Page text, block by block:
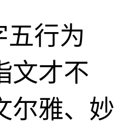
五行为
文才不
尔雅、妙